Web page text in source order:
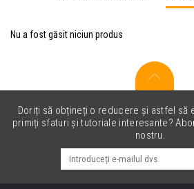
Nu a fost găsit niciun produs
Doriți să obțineți o reducere și astfel să
primiți sfaturi și tutoriale interesante?
nostru.